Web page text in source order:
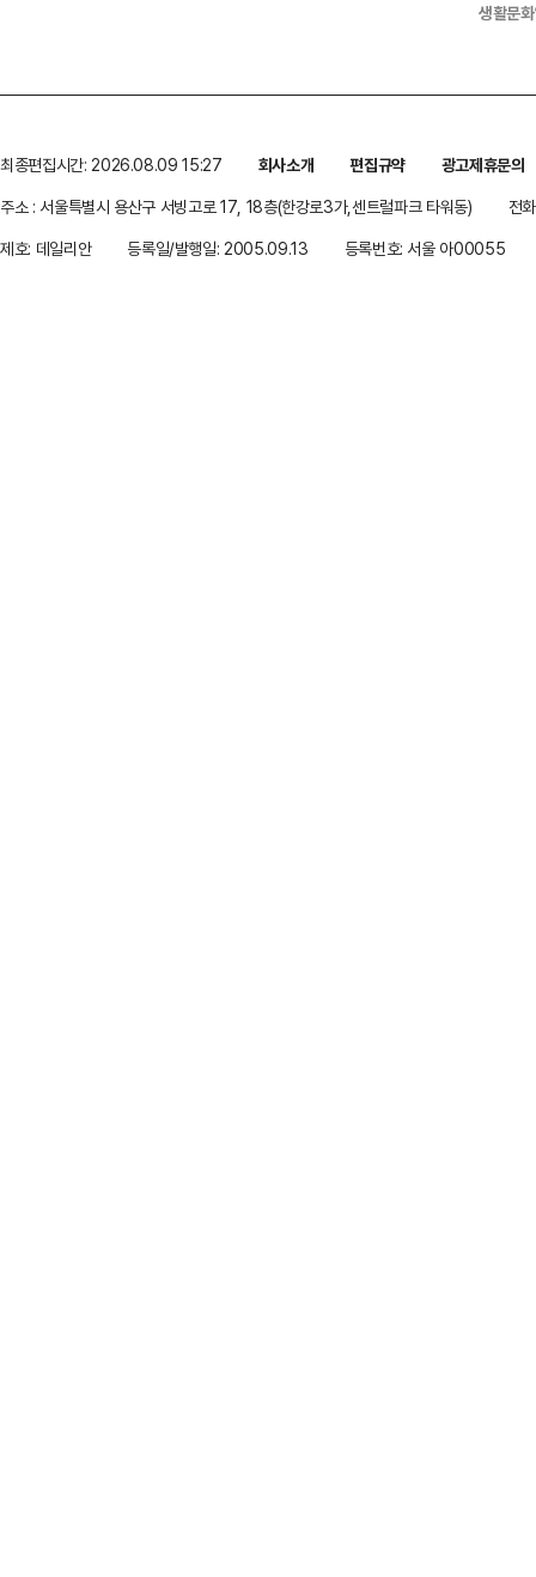
생활문
최종편집시간: 2026.08.09 15:27 회사소개 편집규약
광고제휴문의
주소 : 서울특별시 용산구 서빙고로 17, 18층(한강로3가,센트럴파크 타워동)
전
제호: 데일리안
등록일/발행일: 2005.09.13 등록번호: 서울 아00055